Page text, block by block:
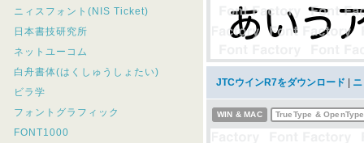
ニィスフォント(NIS Ticket)
日本書技研究所
ネットユーコム
白舟書体(はくしゅうしょたい)
ビラ学
フォントグラフィック
FONT1000
JTCウインR7をダウンロード
WIN & MAC TrueType & OpenType